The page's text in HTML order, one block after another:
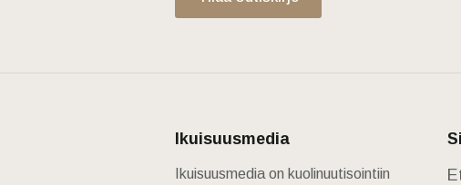
Ikuisuusmedia
Ikuisuusmedia on kuolinuutisointiin